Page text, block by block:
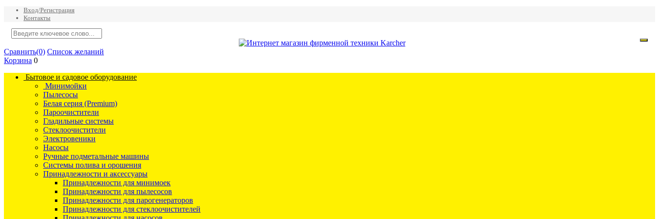
Вход/Регистрация
Контакты
Сравнить(0) Список желаний
Корзина 0
Бытовое и садовое оборудование
Минимойки
Пылесосы
Белая серия (Premium)
Пароочистители
Гладильные системы
Стеклоочистители
Электровеники
Насосы
Ручные подметальные машины
Системы полива и орошения
Принадлежности и аксессуары
Принадлежности для минимоек
Принадлежности для пылесосов
Принадлежности для парогенераторов
Принадлежности для стеклоочистителей